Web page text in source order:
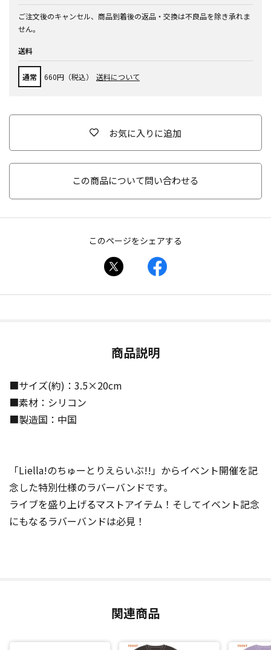
ご注文後のキャンセル、商品到着後の返品・交換は不良品を除き承れま
せん。
送料
通常 660円（税込） 送料について
お気に入りに追加
この商品について問い合わせる
このページをシェアする
商品説明
■サイズ(約)：3.5×20cm
■素材：シリコン
■製造国：中国
「Liella!のちゅーとりえらいぶ!!」からイベント開催を記
念した特別仕様のラバーバンドです。
ライブを盛り上げるマストアイテム！そしてイベント記念
にもなるラバーバンドは必見！
関連商品